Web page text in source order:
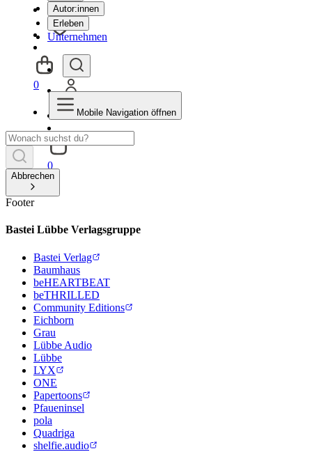
Autor:innen
Erleben
Unternehmen
0
0
Mobile Navigation öffnen
Abbrechen
Footer
Bastei Lübbe Verlagsgruppe
Bastei Verlag
Baumhaus
beHEARTBEAT
beTHRILLED
Community Editions
Eichborn
Grau
Lübbe Audio
Lübbe
LYX
ONE
Papertoons
Pfaueninsel
pola
Quadriga
shelfie.audio